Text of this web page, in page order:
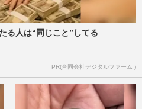
る人は“同じこと”してる
PR(合同会社デジタルファーム )